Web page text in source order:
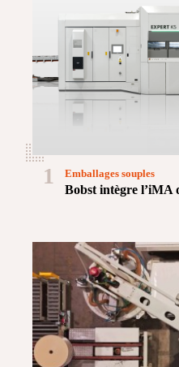
1
Bobst intègre l’iMA
Emballages souples